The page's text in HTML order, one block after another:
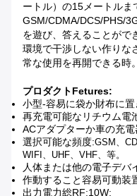
ートル）の15メートルま
GSM/CDMA/DCS/PHS/
を遊び、答えることがで
環境で干渉しない作りな
常な使用を再開できる時
プロダクトFetures:
小型-容易に袋か財布に
再充電可能なリチウム電
ACアダプターか車の充
選択可能な頻度:GSM、
WIFI、UHF、VHF、等。
人体または他の電子デバ
作動すること容易可動装
出力電力総RF:10W;